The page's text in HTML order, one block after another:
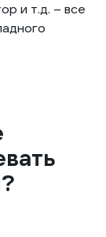
и т.д. – все